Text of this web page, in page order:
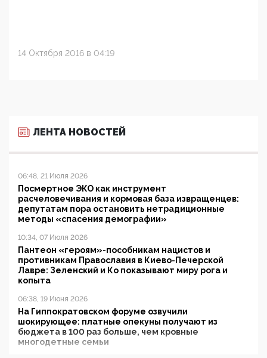
14 Октября 2016 в 04:19
ЛЕНТА НОВОСТЕЙ
06:48, 21 Июля 2026
Посмертное ЭКО как инструмент
расчеловечивания и кормовая база извращенцев:
депутатам пора остановить нетрадиционные
методы «спасения демографии»
10:34, 07 Июля 2026
Пантеон «героям»-пособникам нацистов и
противникам Православия в Киево-Печерской
Лавре: Зеленский и Ко показывают миру рога и
копыта
06:38, 19 Июня 2026
На Гиппократовском форуме озвучили
шокирующее: платные опекуны получают из
бюджета в 100 раз больше, чем кровные
многодетные семьи